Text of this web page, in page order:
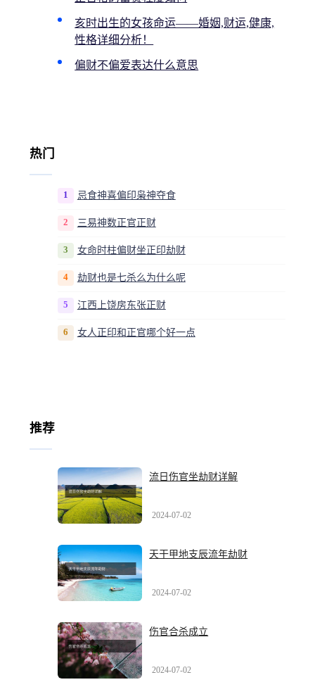
亥时出生的女孩命运——婚姻,财运,健康,
性格详细分析！
偏财不偏爱表达什么意思
热门
1 忌食神喜偏印枭神夺食
2 三易神数正官正财
3 女命时柱偏财坐正印劫财
4 劫财也是七杀么为什么呢
5 江西上饶房东张正财
6 女人正印和正官哪个好一点
推荐
流日伤官坐劫财详解
2024-07-02
天干甲地支辰流年劫财
2024-07-02
伤官合杀成立
2024-07-02